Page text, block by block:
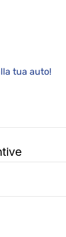
tua auto!